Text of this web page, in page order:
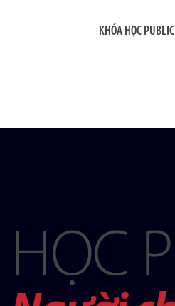
KHÓA HỌC PUBLIC